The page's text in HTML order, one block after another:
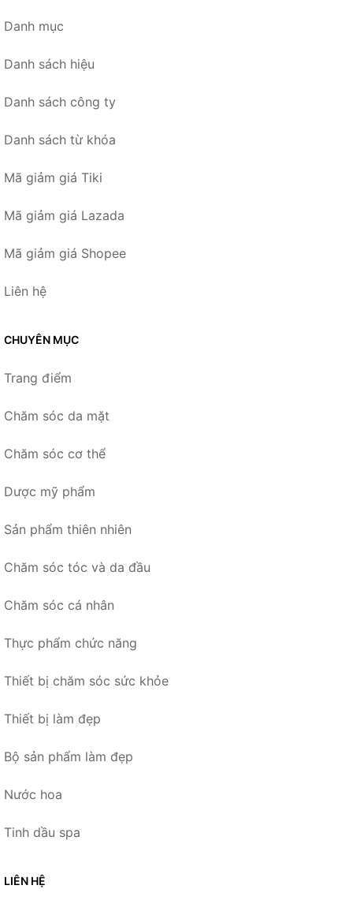
Danh mục
Danh sách hiệu
Danh sách công ty
Danh sách từ khóa
Mã giảm giá Tiki
Mã giảm giá Lazada
Mã giảm giá Shopee
Liên hệ
CHUYÊN MỤC
Trang điểm
Chăm sóc da mặt
Chăm sóc cơ thể
Dược mỹ phẩm
Sản phẩm thiên nhiên
Chăm sóc tóc và da đầu
Chăm sóc cá nhân
Thực phẩm chức năng
Thiết bị chăm sóc sức khỏe
Thiết bị làm đẹp
Bộ sản phẩm làm đẹp
Nước hoa
Tinh dầu spa
LIÊN HỆ